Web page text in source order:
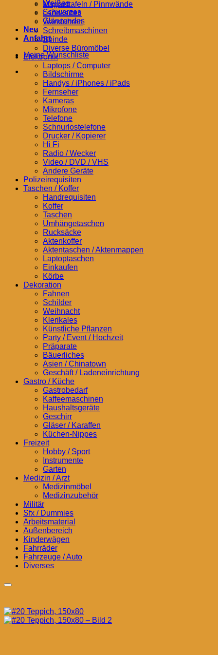
Weißes
Schwarzes
Glänzendes
Neu
Anfahrt
Meine Wunschliste
Magnettafeln / Pinnwände
Landkarten
Wanduhren
Schreibmaschinen
Spinde
Diverse Büromöbel
Elektronik
Laptops / Computer
Bildschirme
Handys / iPhones / iPads
Fernseher
Kameras
Mikrofone
Telefone
Schnurlostelefone
Drucker / Kopierer
Hi Fi
Radio / Wecker
Video / DVD / VHS
Andere Geräte
Polizeirequisiten
Taschen / Koffer
Handrequisiten
Koffer
Taschen
Umhängetaschen
Rucksäcke
Aktenkoffer
Aktentaschen / Aktenmappen
Laptoptaschen
Einkaufen
Körbe
Dekoration
Fahnen
Schilder
Weihnacht
Klerikales
Künstliche Pflanzen
Party / Event / Hochzeit
Präparate
Bäuerliches
Asien / Chinatown
Geschäft / Ladeneinrichtung
Gastro / Küche
Gastrobedarf
Kaffeemaschinen
Haushaltsgeräte
Geschirr
Gläser / Karaffen
Küchen-Nippes
Freizeit
Hobby / Sport
Instrumente
Garten
Medizin / Arzt
Medizinmöbel
Medizinzubehör
Militär
Sfx / Dummies
Arbeitsmaterial
Außenbereich
Kinderwägen
Fahrräder
Fahrzeuge / Auto
Diverses